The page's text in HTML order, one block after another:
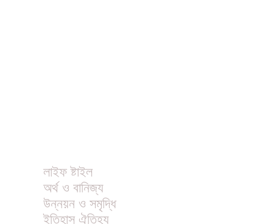
লাইফ ষ্টাইল
অর্থ ও বানিজ্য
উন্নয়ন ও সমৃদ্ধি
ইতিহাস ঐতিহ্য